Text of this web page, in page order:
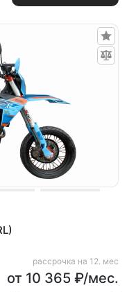
рассрочка на 12. мес
от 10 365 ₽/мес.